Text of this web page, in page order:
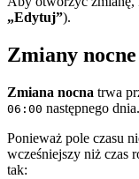
„Edytuj”).
Zmiany nocne
Zmiana nocna trwa
06:00 następnego dnia.
Ponieważ pole czasu
wcześniejszy niż czas
tak: